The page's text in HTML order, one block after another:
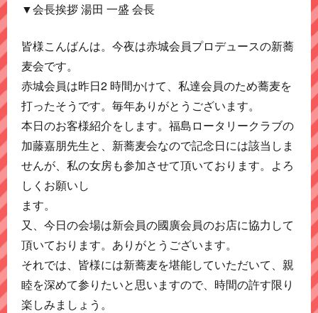
▼会長挨拶 湯田 一盛 会長
皆様こんばんは。今夜は赤城会員プロデュースの新蕎
麦会です。
赤城会員は昨日2 時間かけて、私達会員のため蕎麦を
打ったそうです。毎年ありがとうございます。
本日のお客様紹介をします。福島ロータリークラブの
加藤嘉朋先生と、新蕎麦会なので記念日には該当しま
せんが、私の女房も参加させて頂いております。よろ
しくお願いし
ます。
又、今日の会場は新会員の國廣会員のお店に協力して
頂いております。ありがとうございます。
それでは、皆様には新蕎麦を堪能していただいて、親
睦を深めて参りたいと思いますので、時間の許す限り
楽しみましょう。